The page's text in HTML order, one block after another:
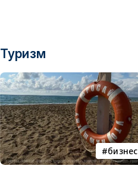
Туризм
бизнес